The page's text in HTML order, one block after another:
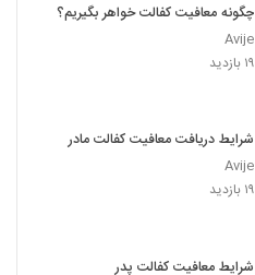
چگونه معافیت کفالت خواهر بگیریم؟
Avije
۱۹ بازدید
شرایط دریافت معافیت کفالت مادر
Avije
۱۹ بازدید
شرایط معافیت کفالت پدر